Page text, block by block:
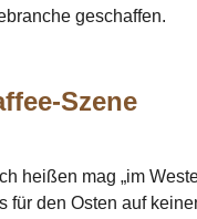
geschaffen.
Szene
heißen mag „im
für den Osten auf